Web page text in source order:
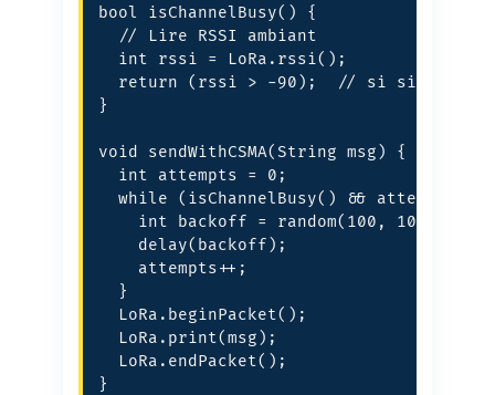
bool isChannelBusy() {
  // Lire RSSI ambiant
  int rssi = LoRa.rssi();
return (rssi > -90);  // si signal >
}
void sendWithCSMA(String msg) {
  int attempts = 0;
while (isChannelBusy() && attempts <
int backoff = random(100, 1000) *
    delay(backoff);
    attempts++;
  }
  LoRa.beginPacket();
  LoRa.print(msg);
  LoRa.endPacket();
}